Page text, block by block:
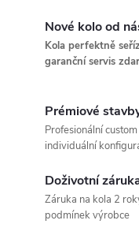
Nové kolo od
Kola perfektně
garanční servis
Prémiové
Profesionální
individuální
Doživotní
Záruka na kola 2
podmínek výrobce